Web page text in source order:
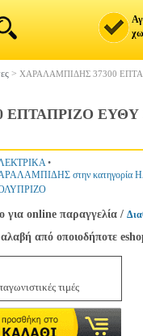
> ΧΑΡΑΛΑMΠΙΔΗΣ 37300
ΕΠΤΑΠΡΙΖΟ
•
στην κατηγορία
για online παραγγελία /
από οποιοδήποτε
τιμές